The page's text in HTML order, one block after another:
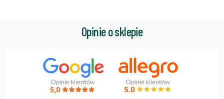
Opinie o sklepie